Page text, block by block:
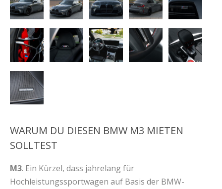
WARUM DU DIESEN BMW M3 MIETEN
SOLLTEST
M3. Ein Kürzel, dass jahrelang für
Hochleistungssportwagen auf Basis der BMW-